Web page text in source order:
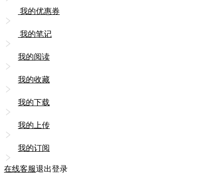
我的优惠券
我的笔记
我的阅读
我的收藏
我的下载
我的上传
我的订阅
在线客服退出登录